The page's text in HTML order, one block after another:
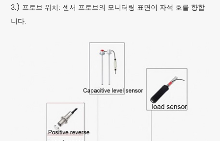
3.) 프로브 위치: 센서 프로브의 모니터링 표면이 자석 호를 향합
니다.